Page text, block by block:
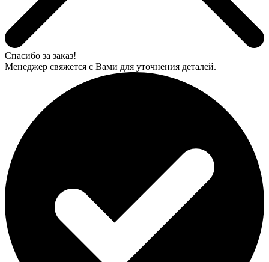
Спасибо за заказ!
Менеджер свяжется с Вами для уточнения деталей.